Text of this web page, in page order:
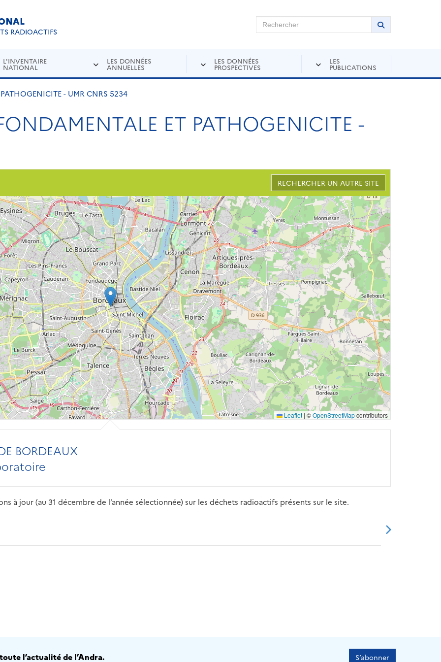
RADIOACTIFS
Rechercher sur Andra Inventaire Rechercher
Lancer la
L'INVENTAIRE
NATIONAL
LES DONNÉES
ANNUELLES
LES DONNÉES
PROSPECTIVES
LES
PUBLICATIONS
- UMR CNRS 5234
ET PATHOGENICITE -
RECHERCHER UN AUTRE SITE
Leaflet | ©OpenStreetMapcontributors
BORDEAUX
à jour (au 31 décembre de l’année sélectionnée) sur les déchets radioactifs présents sur le site.
l’actualité de l’Andra. S’abonner